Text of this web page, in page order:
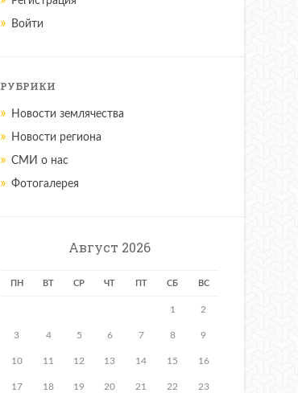
Войти
РУБРИКИ
Новости землячества
Новости региона
СМИ о нас
Фотогалерея
Август 2026
ПН ВТ СР ЧТ ПТ СБ ВС
1 2
3 4 5 6 7 8 9
10 11 12 13 14 15 16
17 18 19 20 21 22 23